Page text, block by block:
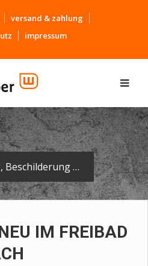
versand & zahlung
impressum
Beschriftung, Beschilderung und Leitsystem für das neue Freibad in Biberach.
IM FREIBAD